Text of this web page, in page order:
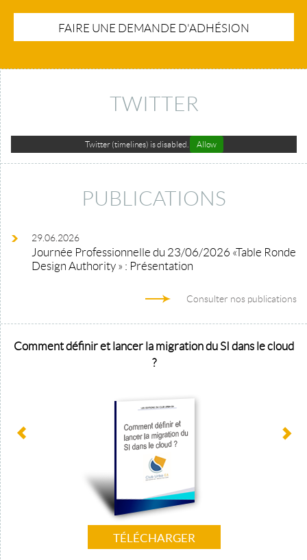
FAIRE UNE DEMANDE D'ADHÉSION
TWITTER
Twitter (timelines) is disabled. Allow
PUBLICATIONS
29.06.2026
Journée Professionnelle du 23/06/2026 «Table Ronde
Design Authority » : Présentation
Consulter nos publications
Comment définir et lancer la migration du SI dans le cloud
?
TÉLÉCHARGER